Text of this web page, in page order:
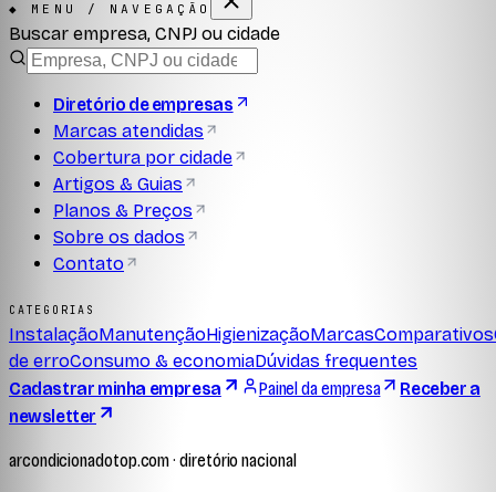
◆ MENU / NAVEGAÇÃO
Buscar empresa, CNPJ ou cidade
Diretório de empresas
Marcas atendidas
Cobertura por cidade
Artigos & Guias
Planos & Preços
Sobre os dados
Contato
CATEGORIAS
InstalaçãoManutençãoHigienizaçãoMarcasComparativos
de erroConsumo & economiaDúvidas frequentes
Cadastrar minha empresa
Painel da empresa
Receber a
newsletter
arcondicionadotop.com · diretório nacional